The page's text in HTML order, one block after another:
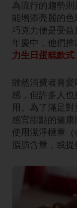
為流行的趨勢
能增添亮麗的
巧克力便是受
年慶中，他們
力生日蛋糕款式
雖然消費者喜
感，但許多人
用。為了滿足
感官甜點的健
使用潔淨標章
脂肪含量，或提